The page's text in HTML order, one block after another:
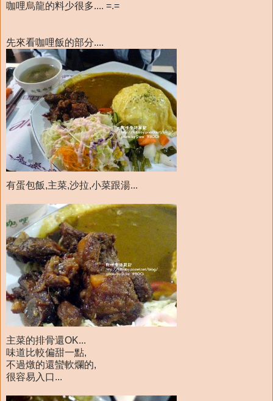
咖哩烏龍的料少很多.... =.=
先來看咖哩飯的部分....
有蛋包飯,主菜,沙拉,小菜跟湯...
主菜的排骨還OK...
味道比較偏甜一點,
不過燉的還蠻軟爛的,
很容易入口...